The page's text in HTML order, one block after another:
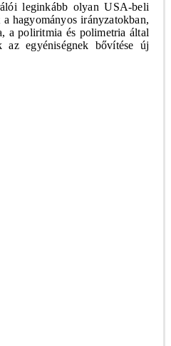
leginkább olyan USA-beli
hagyományos irányzatokban,
a poliritmia és polimetria által
az egyéniségnek bővítése új